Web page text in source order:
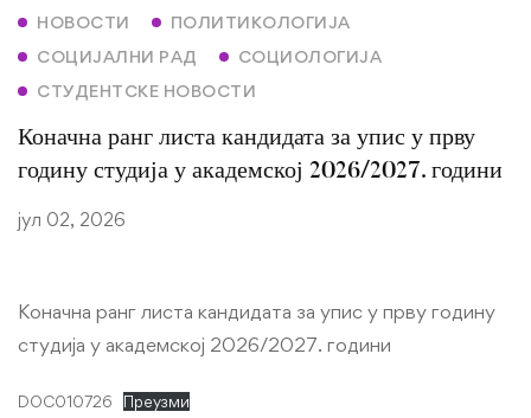
НОВОСТИ
ПОЛИТИКОЛОГИЈА
СОЦИЈАЛНИ РАД
СОЦИОЛОГИЈА
СТУДЕНТСКЕ НОВОСТИ
Коначна ранг листа кандидата за упис у прву
годину студија у академској 2026/2027. години
јул 02, 2026
Коначна ранг листа кандидата за упис у прву годину
студија у академској 2026/2027. години
DOC010726
Преузми